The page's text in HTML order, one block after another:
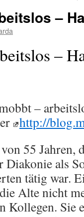
–
–
–
http://
55 Jahren,
Diakonie als
tätig war.
Alte nicht
Kollegen. Sie